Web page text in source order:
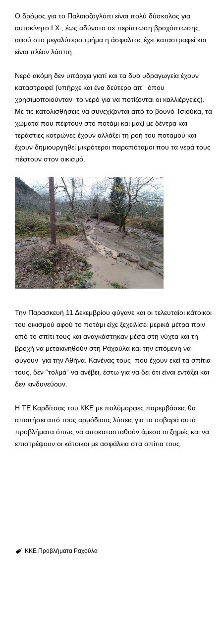
Ο δρόμος για το Παλαιοζογλόπι είναι πολύ δύσκολος για
αυτοκίνητο Ι.Χ., έως αδύνατο σε περίπτωση βροχόπτωσης,
αφού στο μεγαλύτερο τμήμα η άσφαλτος έχει καταστραφεί και
είναι πλέον λάσπη.
Νερό ακόμη δεν υπάρχει γιατί και τα δυο υδραγωγεία έχουν
καταστραφεί (υπήρχε και ένα δεύτερο απ’ όπου
χρησιμοποιούνταν το νερό για να ποτίζονται οι καλλιέργειες).
Με τις κατολισθήσεις να συνεχίζονται από το βουνό Τσιούκα, τα
χώματα που πέφτουν στο ποτάμι και μαζί με δέντρα και
τεράστιες κοτρώνες έχουν αλλάξει τη ροή του ποταμού και
έχουν δημιουργηθεί μικρότεροι παραπόταμοι που τα νερά τους
πέφτουν στον οικισμό.
Την Παρασκευή 11 Δεκεμβρίου φύγανε και οι τελευταίοι κάτοικοι
του οικισμού αφού το ποτάμι είχε ξεχειλίσει μερικά μέτρα πριν
από το σπίτι τους και αναγκάστηκαν μέσα στη νύχτα και τη
βροχή να μετακινηθούν στη Ραχούλα και την επόμενη να
φύγουν για την Αθήνα. Κανένας τους που έχουν εκεί τα σπίτια
τους, δεν “τολμά” να ανέβει, έστω για να δει ότι είναι εντάξει και
δεν κινδυνεύουν.
Η ΤΕ Καρδίτσας του ΚΚΕ με πολύμορφες παρεμβάσεις θα
απαιτήσει από τους αρμόδιους λύσεις για τα σοβαρά αυτά
προβλήματα όπως να αποκατασταθούν άμεσα οι ζημιές και να
επιστρέψουν οι κάτοικοι με ασφάλεια στα σπίτια τους.
ΚΚΕ Προβλήματα Ραχούλα